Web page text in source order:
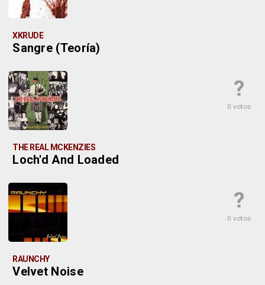
XKRUDE
Sangre (Teoría)
?
0 votos
THE REAL MCKENZIES
Loch'd And Loaded
?
0 votos
RAUNCHY
Velvet Noise